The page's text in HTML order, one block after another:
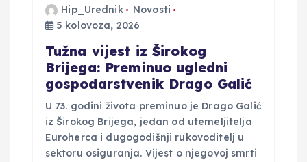
Hip_Urednik
Novosti
5 kolovoza, 2026
Tužna vijest iz Širokog
Brijega: Preminuo ugledni
gospodarstvenik Drago Galić
U 73. godini života preminuo je Drago Galić
iz Širokog Brijega, jedan od utemeljitelja
Euroherca i dugogodišnji rukovoditelj u
sektoru osiguranja. Vijest o njegovoj smrti